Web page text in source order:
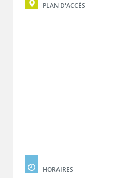
PLAN D'ACCÈS
HORAIRES